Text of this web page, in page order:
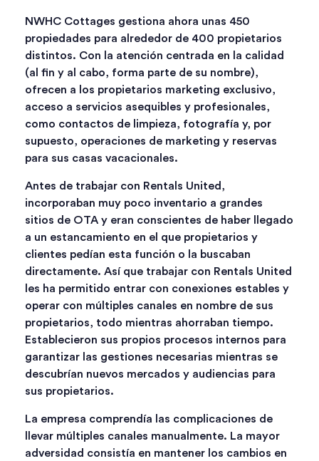
NWHC Cottages gestiona ahora unas 450
propiedades para alrededor de 400 propietarios
distintos. Con la atención centrada en la calidad
(al fin y al cabo, forma parte de su nombre),
ofrecen a los propietarios marketing exclusivo,
acceso a servicios asequibles y profesionales,
como contactos de limpieza, fotografía y, por
supuesto, operaciones de marketing y reservas
para sus casas vacacionales.
Antes de trabajar con Rentals United,
incorporaban muy poco inventario a grandes
sitios de OTA y eran conscientes de haber llegado
a un estancamiento en el que propietarios y
clientes pedían esta función o la buscaban
directamente. Así que trabajar con Rentals United
les ha permitido entrar con conexiones estables y
operar con múltiples canales en nombre de sus
propietarios, todo mientras ahorraban tiempo.
Establecieron sus propios procesos internos para
garantizar las gestiones necesarias mientras se
descubrían nuevos mercados y audiencias para
sus propietarios.
La empresa comprendía las complicaciones de
llevar múltiples canales manualmente. La mayor
adversidad consistía en mantener los cambios en